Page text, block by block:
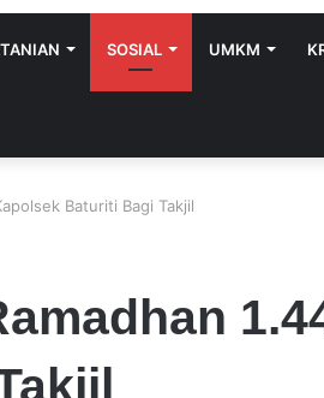
SOSIAL UMKM
Baturiti Bagi Takjil